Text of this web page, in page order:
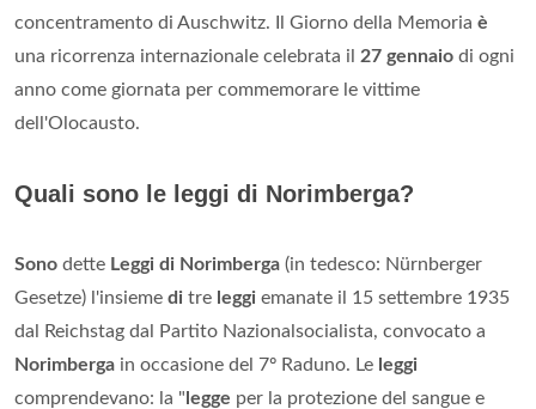
concentramento di Auschwitz. Il Giorno della Memoria è
una ricorrenza internazionale celebrata il 27 gennaio di ogni
anno come giornata per commemorare le vittime
dell'Olocausto.
Quali sono le leggi di Norimberga?
Sono dette Leggi di Norimberga (in tedesco: Nürnberger
Gesetze) l'insieme di tre leggi emanate il 15 settembre 1935
dal Reichstag dal Partito Nazionalsocialista, convocato a
Norimberga in occasione del 7º Raduno. Le leggi
comprendevano: la " legge per la protezione del sangue e